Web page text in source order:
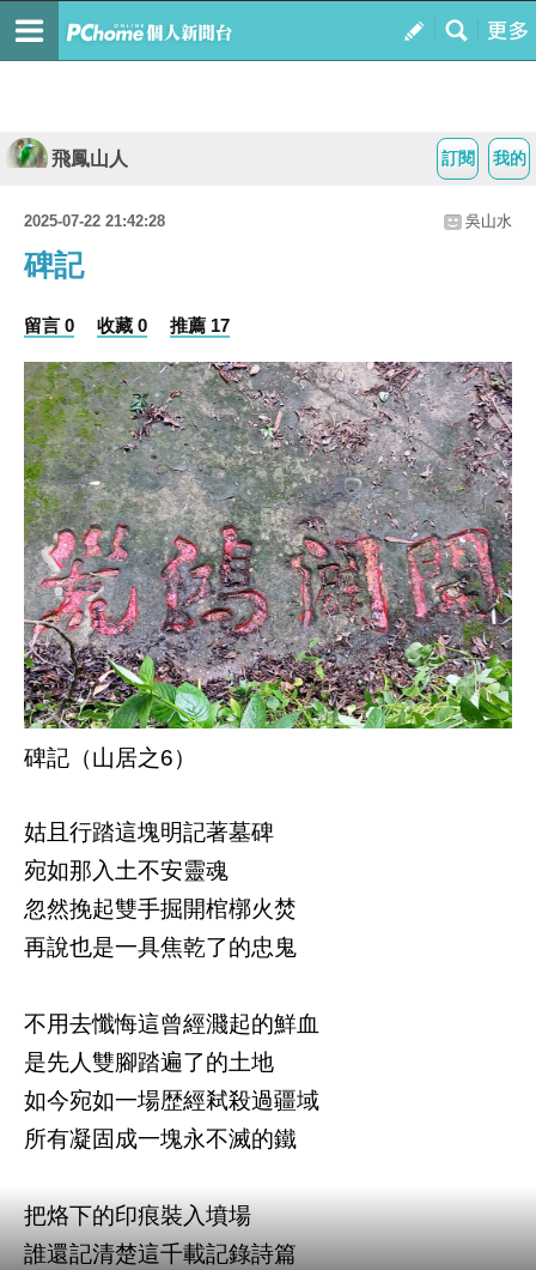
我的
訂閱
飛鳳山人
2025-07-22 21:42:28 吳山水
碑記
留言 0 收藏 0 推薦 17
碑記（山居之6）
姑且行踏這塊明記著墓碑
宛如那入土不安靈魂
忽然挽起雙手掘開棺槨火焚
再說也是一具焦乾了的忠鬼
不用去懺悔這曾經濺起的鮮血
是先人雙腳踏遍了的土地
如今宛如一場歴經弒殺過疆域
所有凝固成一塊永不滅的鐵
把烙下的印痕裝入墳場
誰還記清楚這千載記錄詩篇